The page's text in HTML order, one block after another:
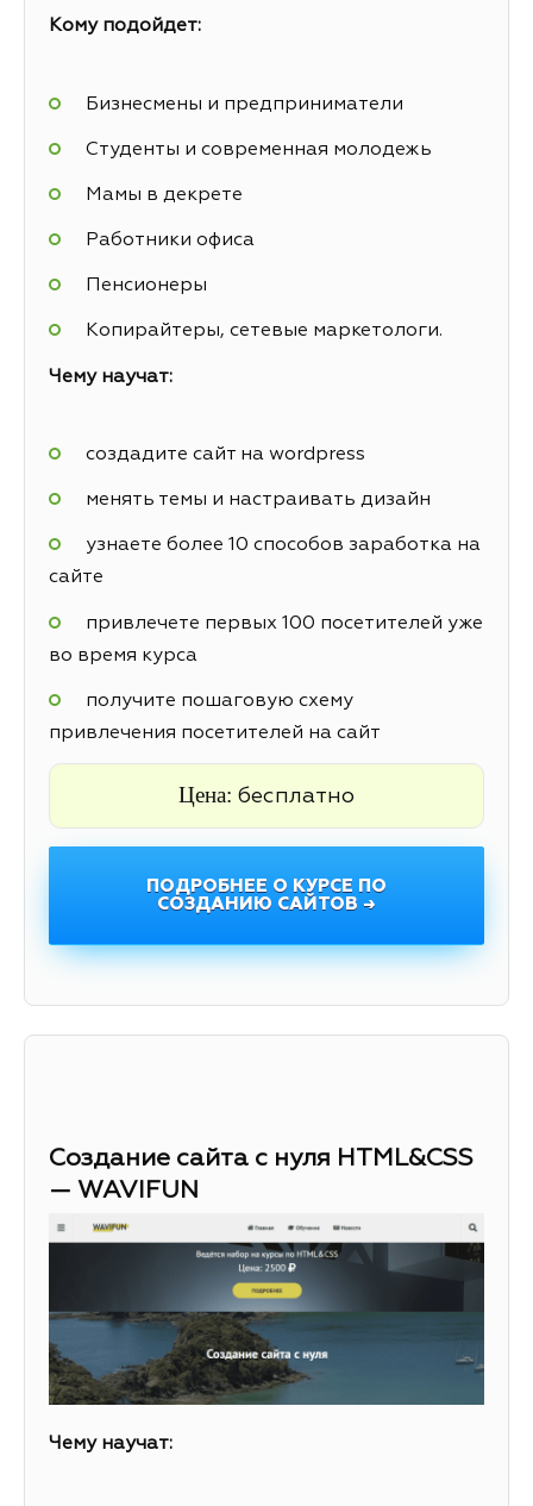
Кому подойдет:
Бизнесмены и предприниматели
Студенты и современная молодежь
Мамы в декрете
Работники офиса
Пенсионеры
Копирайтеры, сетевые маркетологи.
Чему научат:
создадите сайт на wordpress
менять темы и настраивать дизайн
узнаете более 10 способов заработка на
сайте
привлечете первых 100 посетителей уже
во время курса
получите пошаговую схему
привлечения посетителей на сайт
Цена: бесплатно
ПОДРОБНЕЕ О КУРСЕ ПО
СОЗДАНИЮ САЙТОВ →
Создание сайта с нуля HTML&CSS
— WAVIFUN
Чему научат: